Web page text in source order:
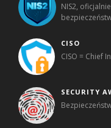
NIS2,
CISO
CISO = Chief
SECURITY